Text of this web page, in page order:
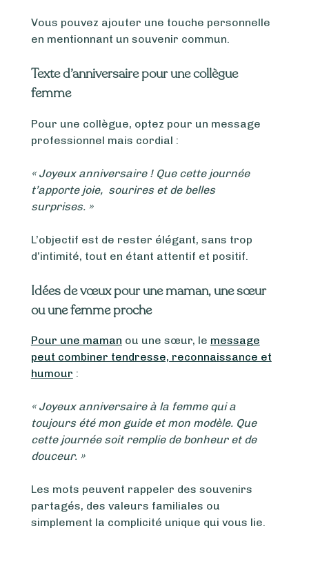
Vous pouvez ajouter une touche personnelle
en mentionnant un souvenir commun.
Texte d’anniversaire pour une collègue
femme
Pour une collègue, optez pour un message
professionnel mais cordial :
« Joyeux anniversaire ! Que cette journée
t’apporte joie, sourires et de belles
surprises. »
L’objectif est de rester élégant, sans trop
d’intimité, tout en étant attentif et positif.
Idées de vœux pour une maman, une sœur
ou une femme proche
Pour une maman ou une sœur, le message
peut combiner tendresse, reconnaissance et
humour :
« Joyeux anniversaire à la femme qui a
toujours été mon guide et mon modèle. Que
cette journée soit remplie de bonheur et de
douceur. »
Les mots peuvent rappeler des souvenirs
partagés, des valeurs familiales ou
simplement la complicité unique qui vous lie.